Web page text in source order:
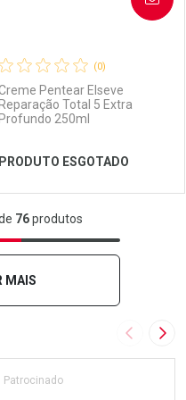
Ver Desconto Convênio
(0)
Pentear Elseve
Reparação Total 5 Extra
Profundo 250ml
PRODUTO ESGOTADO
76produtos
MAIS
Imagem
Patrocinado